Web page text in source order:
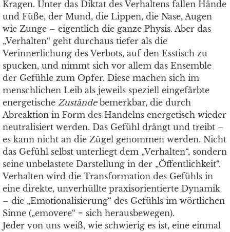
Kragen. Unter das Diktat des Verhaltens fallen Hände
und Füße, der Mund, die Lippen, die Nase, Augen
wie Zunge – eigentlich die ganze Physis. Aber das
„Verhalten“ geht durchaus tiefer als die
Verinnerlichung des Verbots, auf den Esstisch zu
spucken, und nimmt sich vor allem das Ensemble
der Gefühle zum Opfer. Diese machen sich im
menschlichen Leib als jeweils speziell eingefärbte
energetische Zuständebemerkbar, die durch
Abreaktion in Form des Handelns energetisch wieder
neutralisiert werden. Das Gefühl drängt und treibt –
es kann nicht an die Zügel genommen werden. Nicht
das Gefühl selbst unterliegt dem „Verhalten“, sondern
seine unbelastete Darstellung in der „Öffentlichkeit“.
Verhalten wird die Transformation des Gefühls in
eine direkte, unverhüllte praxisorientierte Dynamik
– die „Emotionalisierung“ des Gefühls im wörtlichen
Sinne („emovere“ = sich herausbewegen).
Jeder von uns weiß, wie schwierig es ist, eine einmal